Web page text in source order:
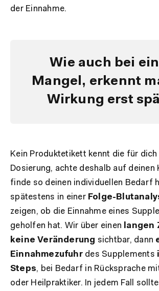
der Einnahme.
Wie auch bei
Mangel, erkennt
Wirkung erst
Kein Produktetikett kennt die für
Dosierung, achte deshalb auf deinen
finde so deinen individuellen Bedarf
spätestens in einer Folge-
zeigen, ob die Einnahme eines
geholfen hat. Wir über einen
langen
keine Veränderung sichtbar, dann
Einnahmezufuhrdes Supplements
Steps, bei Bedarf in Rücksprache
oder Heilpraktiker. In jedem Fall